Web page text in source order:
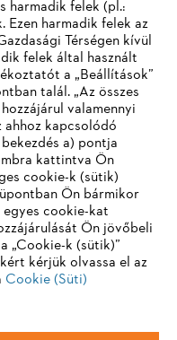
tájékoztató
nicht unterstützen. Für
wir Ihnen, zu
Chrome
harmadik felek (pl.:
Ezen harmadik felek az
Térségen kívül
felek által használt
a „Beállítások”
talál. „Az összes
valamennyi
ahhoz kapcsolódó
a) pontja
kattintva Ön
cookie-k (sütik)
Ön bármikor
cookie-kat
Ön jövőbeli
„Cookie-k (sütik)”
kérjük olvassa el az
Cookie (Süti)